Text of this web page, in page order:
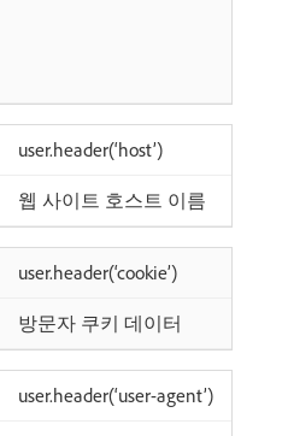
user.header(‘host’)
웹 사이트 호스트 이름
user.header(‘cookie’)
방문자 쿠키 데이터
user.header(‘user-agent’)